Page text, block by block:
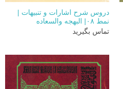
دروس شرح اشارات و تنبیهات |
نمط ۰۸| البهجه والسعاده
تماس بگیرید